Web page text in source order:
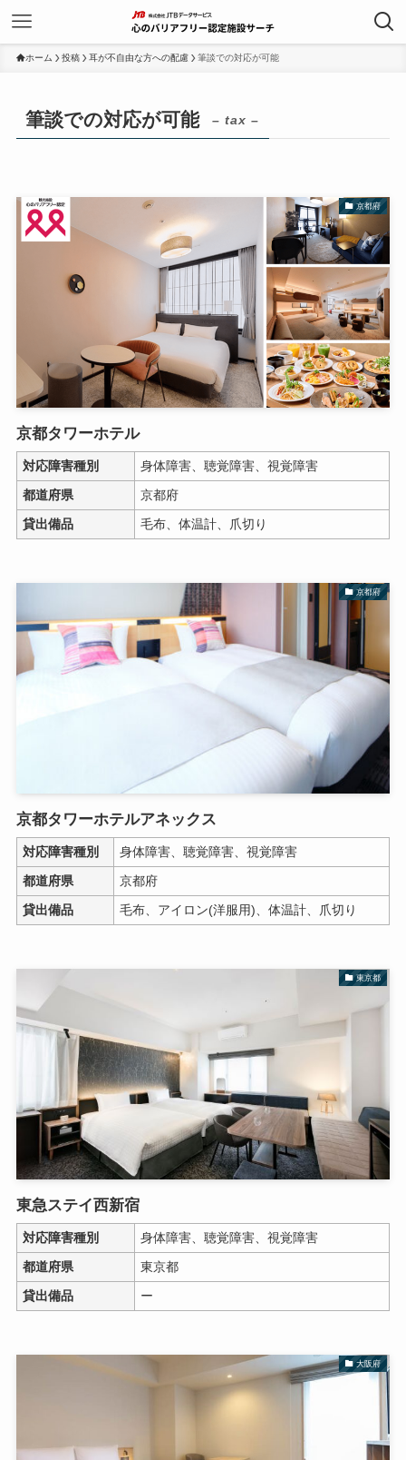
ホーム 投稿 耳が不自由な方への配慮 筆談での対応が可能
筆談での対応が可能 – tax –
京都府
京都タワーホテル
対応障害種別
身体障害、聴覚障害、視覚障害
都道府県
京都府
貸出備品
毛布、体温計、爪切り
京都府
京都タワーホテルアネックス
対応障害種別
身体障害、聴覚障害、視覚障害
都道府県
京都府
貸出備品
毛布、アイロン(洋服用)、体温計、爪切り
東京都
東急ステイ西新宿
対応障害種別
身体障害、聴覚障害、視覚障害
都道府県
東京都
貸出備品
ー
大阪府